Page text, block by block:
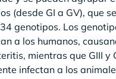
(desde GI a GV), que
genotipos. Los
a los humanos,
mientras que GIII y
infectan a los